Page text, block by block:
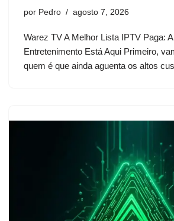
por Pedro agosto 7, 2026
Warez TV A Melhor Lista IPTV Paga:
Entretenimento Está Aqui Primeiro,
quem é que ainda aguenta os altos